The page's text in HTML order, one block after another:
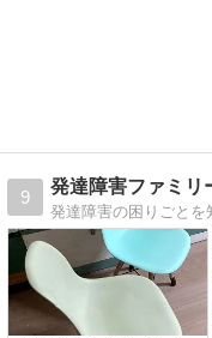
9
発達障害ファミリ